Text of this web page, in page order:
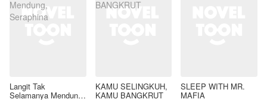
Langit Tak
Selamanya Mendung,
KAMU SELINGKUH,
KAMU BANGKRUT
SLEEP WITH MR.
MAFIA